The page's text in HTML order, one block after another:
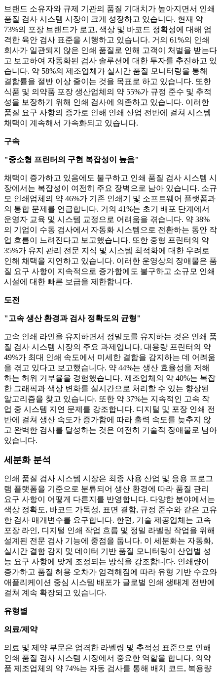
브랜드 소유자와 규제 기관의 품질 기대치가 높아지면서 인쇄
품질 검사 시스템 시장이 크게 성장하고 있습니다. 현재 약
73%의 포장 브랜드가 로고, 색상 및 바코드 정확성에 대해 엄
격한 육안 검사 표준을 시행하고 있습니다. 거의 61%의 인쇄
회사가 일관되지 않은 인쇄 품질로 인해 고객이 처벌을 받는다
고 보고하여 자동화된 검사 솔루션에 대한 투자를 추진하고 있
습니다. 약 58%의 제조업체가 실시간 품질 모니터링을 통해
결함률을 절반 이상 줄이는 것을 목표로 하고 있습니다. 또한
식품 및 의약품 포장 생산업체의 약 55%가 규정 준수 및 추적
성을 보장하기 위해 인쇄 검사에 의존하고 있습니다. 이러한
품질 요구 사항의 증가로 인해 인쇄 산업 전반에 걸쳐 시스템
채택이 계속해서 가속화되고 있습니다.
구속
"중소형 프린터의 구현 복잡성이 높음"
채택이 증가하고 있음에도 불구하고 인쇄 품질 검사 시스템 시
장에서는 복잡성이 여전히 주요 장벽으로 남아 있습니다. 소규
모 인쇄업체의 약 46%가 기존 인쇄기 및 소프트웨어 플랫폼과
의 통합 문제를 언급합니다. 거의 41%는 초기 배포 단계에서
운영자 교육 및 시스템 교정으로 어려움을 겪습니다. 약 38%
의 기업이 수동 검사에서 자동화 시스템으로 전환하는 동안 작
업 흐름이 느려진다고 보고했습니다. 또한 중형 프린터의 약
35%가 유지 관리 전문 지식 및 시스템 최적화에 대한 우려로
인해 채택을 지연하고 있습니다. 이러한 운영상의 장애물은 품
질 요구 사항이 지속적으로 증가함에도 불구하고 소규모 인쇄
시설에 대한 빠른 보급을 제한합니다.
도전
"고속 생산 환경과 검사 정확도의 균형"
고속 인쇄 라인을 유지하면서 정밀도를 유지하는 것은 인쇄 품
질 검사 시스템 시장의 주요 과제입니다. 대용량 프린터의 약
49%가 최대 인쇄 속도에서 미세한 결함을 감지하는 데 어려움
을 겪고 있다고 보고했습니다. 약 44%는 생산 효율성을 저해
하는 허위 거부율을 경험했습니다. 제조업체의 약 40%는 복잡
한 그래픽과 색상 변화를 실시간으로 처리할 수 있는 향상된
알고리즘을 찾고 있습니다. 또한 약 37%는 지속적인 고속 작
업 중 시스템 지연 문제를 강조합니다. 디지털 및 포장 인쇄 전
반에 걸쳐 생산 속도가 증가함에 따라 출력 속도를 늦추지 않
고 완벽한 검사를 달성하는 것은 여전히 ​​기술적 장애물로 남아
있습니다.
세분화 분석
인쇄 품질 검사 시스템 시장은 최종 사용 산업 및 응용 프로그
램 플랫폼을 기준으로 분류되어 생산 환경에 따라 품질 관리
요구 사항이 어떻게 다른지를 반영합니다. 다양한 분야에서는
색상 정확도, 바코드 가독성, 표면 결함, 규정 준수와 같은 고유
한 검사 매개변수를 요구합니다. 한편, 기술 제공업체는 고속
포장 라인, 디지털 인쇄 작업 흐름 및 정밀 라벨링 작업을 위해
설계된 전문 검사 기능에 중점을 둡니다. 이 세분화는 자동화,
실시간 결함 감지 및 데이터 기반 품질 모니터링이 산업별 성
능 요구 사항에 맞게 조정되는 방식을 강조합니다. 인쇄량이
증가하고 품질 허용 오차가 엄격해짐에 따라 유형 기반 수요와
애플리케이션 중심 시스템 배포가 글로벌 인쇄 생태계 전반에
걸쳐 계속 확장되고 있습니다.
유형별
의료/제약
의료 및 제약 부문은 엄격한 라벨링 및 추적성 표준으로 인해
인쇄 품질 검사 시스템 시장에서 중요한 역할을 합니다. 의약
품 제조업체의 약 74%는 자동 검사를 통해 배치 코드, 복용량